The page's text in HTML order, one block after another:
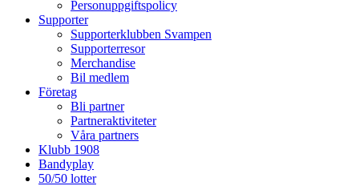
Personuppgiftspolicy
Supporter
Supporterklubben Svampen
Supporterresor
Merchandise
Bil medlem
Företag
Bli partner
Partneraktiviteter
Våra partners
Klubb 1908
Bandyplay
50/50 lotter